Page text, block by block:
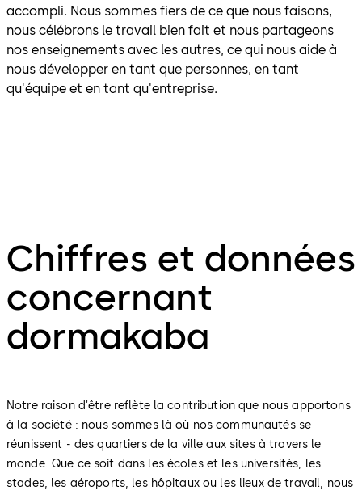
accompli. Nous sommes fiers de ce que nous faisons,
nous célébrons le travail bien fait et nous partageons
nos enseignements avec les autres, ce qui nous aide à
nous développer en tant que personnes, en tant
qu'équipe et en tant qu'entreprise.
Chiffres et données
concernant
dormakaba
Notre raison d'être reflète la contribution que nous apportons
à la société : nous sommes là où nos communautés se
réunissent - des quartiers de la ville aux sites à travers le
monde. Que ce soit dans les écoles et les universités, les
stades, les aéroports, les hôpitaux ou les lieux de travail, nous